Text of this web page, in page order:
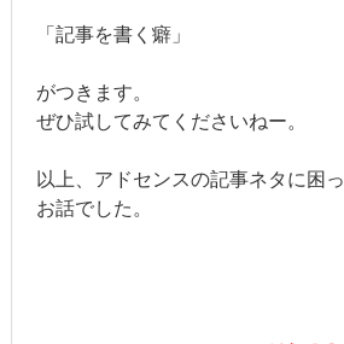
「記事を書く癖」
がつきます。
ぜひ試してみてくださいねー。
以上、アドセンスの記事ネタに困
お話でした。